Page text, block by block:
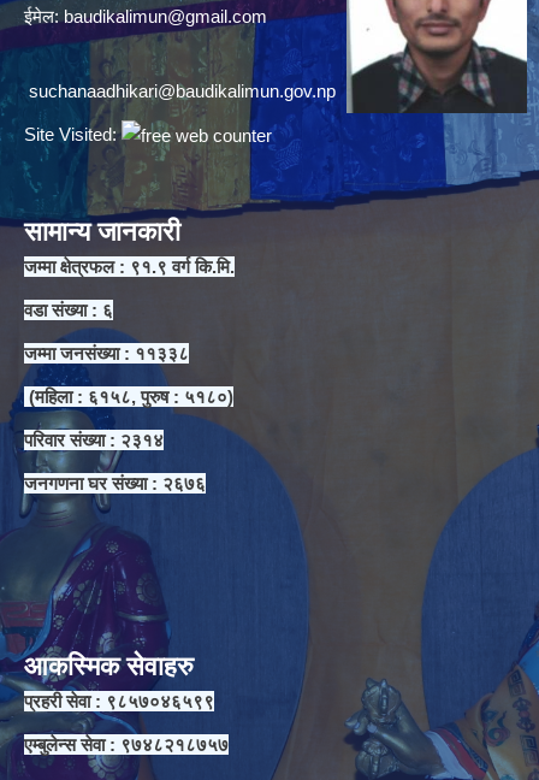
ईमेल: baudikalimun@gmail.com
suchanaadhikari@baudikalimun.gov.np
Site Visited:
सामान्य जानकारी
जम्मा क्षेत्रफल : ९१.९ वर्ग कि.मि.
वडा संख्या : ६
जम्मा जनसंख्या : ११३३८
(महिला : ६१५८, पुरुष : ५१८०)
परिवार संख्या : २३१४
जनगणना घर संख्या : २६७६
आकस्मिक सेवाहरु
प्रहरी सेवा : ९८५७०४६५९९
एम्बुलेन्स सेवा : ९७४८२१८७५७